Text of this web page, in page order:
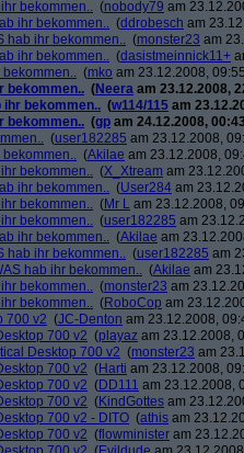
bekommen.. (nobody79 am
ihr bekommen.. (ddrobesch am
hab ihr bekommen.. (monster23 am
ihr bekommen.. (dasistmeinnick11+
(mko am 23.12.2008,
bekommen.. (Neera am 23.12.2008,
ihr bekommen.. (w114/115 am
bekommen.. (gp am 24.12.2008,
(user182285 am 23.12.2008,
(Akilae am 23.12.2008,
bekommen.. (X_Xtream am
ihr bekommen.. (User284 am
bekommen.. (Mr L am 23.12.2008,
bekommen.. (user182285 am
ihr bekommen.. (Akilae am
hab ihr bekommen.. (user182285 am
hab ihr bekommen.. (Akilae am
bekommen.. (monster23 am
bekommen.. (RoboCop am
700 v2 (JC-Denton am 23.12.2008,
700 v2 (playaz am 23.12.2008,
Desktop 700 v2 (monster23 am
700 v2 (Harti am 23.12.2008,
700 v2 (DD111 am 23.12.2008,
700 v2 (KindGottes am
700 v2 - DITO (athis am
700 v2 (flowminister am